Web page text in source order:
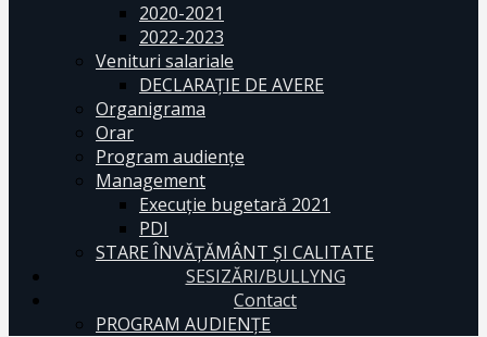
2020-2021
2022-2023
Venituri salariale
DECLARAŢIE DE AVERE
Organigrama
Orar
Program audiențe
Management
Execuţie bugetară 2021
PDI
STARE ÎNVĂȚĂMÂNT ȘI CALITATE
SESIZĂRI/BULLYNG
Contact
PROGRAM AUDIENŢE